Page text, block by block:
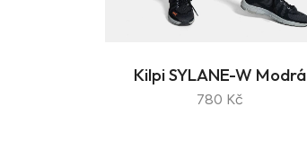
Kilpi SYLANE-W Modrá
780 Kč